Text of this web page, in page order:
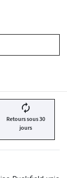
autorenew
Retours sous 30
jours